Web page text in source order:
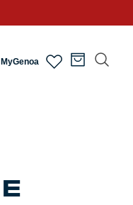
MyGenoa